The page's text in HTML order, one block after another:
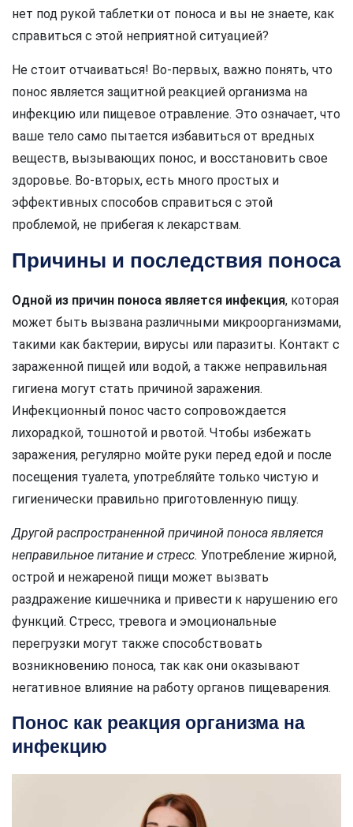
нет под рукой таблетки от поноса и вы не знаете, как
справиться с этой неприятной ситуацией?
Не стоит отчаиваться! Во-первых, важно понять, что
понос является защитной реакцией организма на
инфекцию или пищевое отравление. Это означает, что
ваше тело само пытается избавиться от вредных
веществ, вызывающих понос, и восстановить свое
здоровье. Во-вторых, есть много простых и
эффективных способов справиться с этой
проблемой, не прибегая к лекарствам.
Причины и последствия поноса
Одной из причин поноса является инфекция, которая
может быть вызвана различными микроорганизмами,
такими как бактерии, вирусы или паразиты. Контакт с
зараженной пищей или водой, а также неправильная
гигиена могут стать причиной заражения.
Инфекционный понос часто сопровождается
лихорадкой, тошнотой и рвотой. Чтобы избежать
заражения, регулярно мойте руки перед едой и после
посещения туалета, употребляйте только чистую и
гигиенически правильно приготовленную пищу.
Другой распространенной причиной поноса является
неправильное питание и стресс. Употребление жирной,
острой и нежареной пищи может вызвать
раздражение кишечника и привести к нарушению его
функций. Стресс, тревога и эмоциональные
перегрузки могут также способствовать
возникновению поноса, так как они оказывают
негативное влияние на работу органов пищеварения.
Понос как реакция организма на
инфекцию